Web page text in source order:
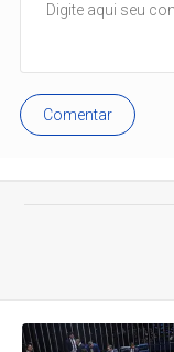
Comentar